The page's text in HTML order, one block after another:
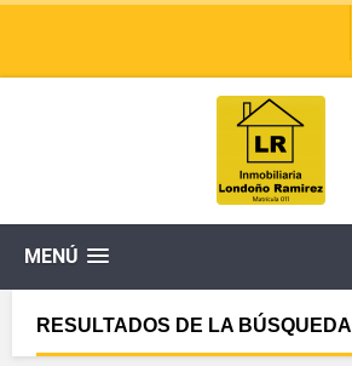
MENÚ
RESULTADOS DE LA BÚSQUEDA